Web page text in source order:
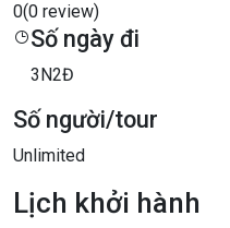
0(0 review)
Số ngày đi
3N2Đ
Số người/tour
Unlimited
Lịch khởi hành